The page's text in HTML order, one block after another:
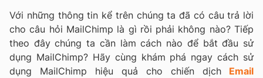
Với những thông tin kể trên chúng ta đã có câu trả lời
cho câu hỏi MailChimp là gì rồi phải không nào? Tiếp
theo đây chúng ta cần làm cách nào để bắt đầu sử
dụng MailChimp? Hãy cùng khám phá ngay cách sử
dụng MailChimp hiệu quả cho chiến dịch Email